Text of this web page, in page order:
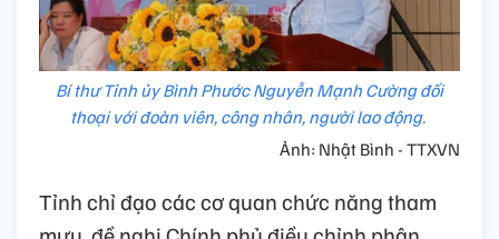
Bí thư Tỉnh ủy Bình Phước Nguyễn Mạnh Cường đối
thoại với đoàn viên, công nhân, người lao động.
Ảnh: Nhật Bình - TTXVN
Tỉnh chỉ đạo các cơ quan chức năng tham